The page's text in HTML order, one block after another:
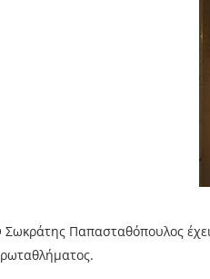
Σωκράτης Παπασταθόπουλος